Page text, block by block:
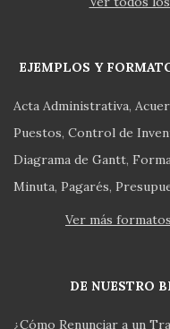
EJEMPLOS Y
Acta Administrativa
Puestos Control de
Diagrama de Gantt
Minuta Pagarés
Ver más
DE NUESTRO
¿Cómo Renunciar a un